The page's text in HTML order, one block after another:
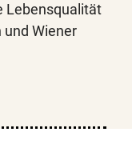
Lebensqualität
und Wiener